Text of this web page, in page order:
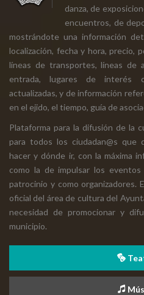
danza, de
encuentros, de
mostrándote una información
localización, fecha y hora, precio,
líneas de transportes, líneas de
entrada, lugares de interés
actualizadas, y de información
en el ejido, el tiempo, guía de
Plataforma para la difusión de la
para todos los ciudadan@s que
hacer y dónde ir, con la máxima
como la de impulsar los eventos
patrocinio y como organizadores.
oficial del área de cultura del
necesidad de promocionar y
municipio.